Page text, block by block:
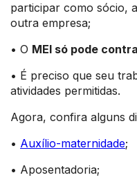
participar como sócio,
outra empresa;
• O MEI só pode
• É preciso que seu
atividades permitidas.
Agora, confira alguns
• Auxílio-maternidade;
• Aposentadoria;